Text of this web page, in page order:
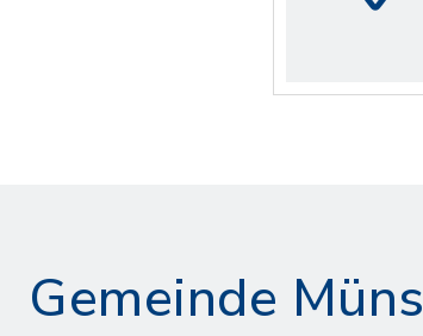
Gemeinde